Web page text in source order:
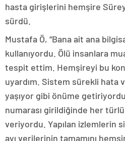
hasta girişlerini hemşire
sürdü.
Mustafa Ö, “Bana ait ana
kullanıyordu. Ölü insanlara
tespit ettim. Hemşireyi bu
uyardım. Sistem sürekli hata
yaşıyor gibi önüme
numarası girildiğinde her
veriyordu. Yapılan izlemlerin
ayı verilerinin tamamını